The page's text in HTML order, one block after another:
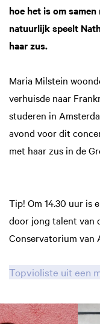
hoe het is om
natuurlijk speelt
haar zus.
Maria Milstein
verhuisde naar
studeren in
avond voor dit
met haar zus in de
Tip! Om 14.30 uur is
door jong talent van
Conservatorium van
Topvioliste uit een
Skip